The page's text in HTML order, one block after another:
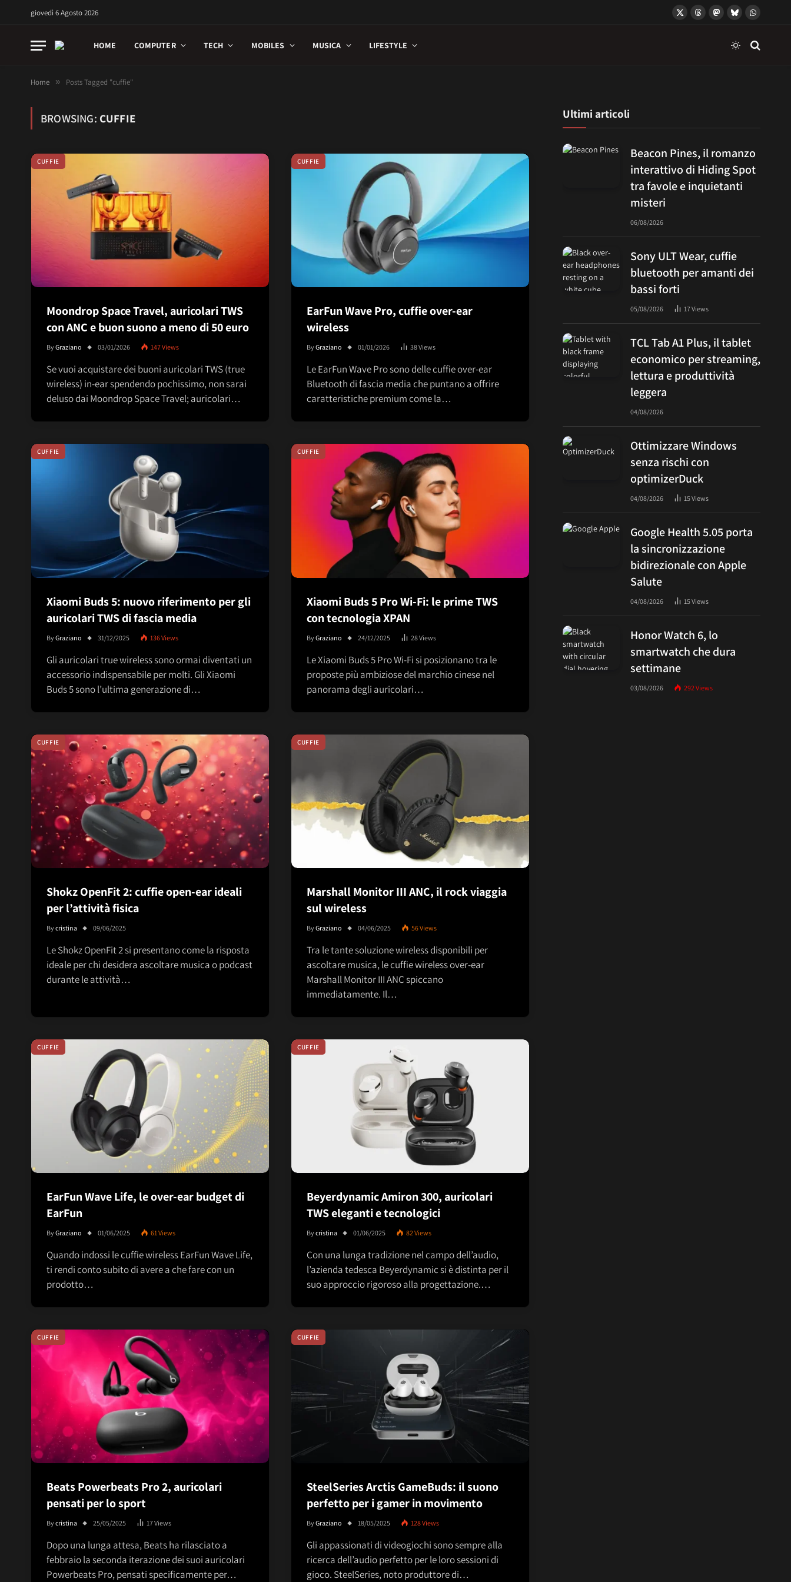
giovedì 6 Agosto 2026
X
ThreadsMastodon
BlueskyWhatsApp
HOME COMPUTER TECH MOBILES MUSICA LIFESTYLE
Home » Posts Tagged "cuffie"
BROWSING: CUFFIE
CUFFIE
Moondrop Space Travel, auricolari TWS
con ANC e buon suono a meno di 50 euro
ByGraziano 03/01/2026 147Views
Se vuoi acquistare dei buoni auricolari TWS (true
wireless) in-ear spendendo pochissimo, non sarai
deluso dai Moondrop Space Travel; auricolari…
CUFFIE
EarFun Wave Pro, cuffie over-ear
wireless
ByGraziano 01/01/2026 38Views
Le EarFun Wave Pro sono delle cuffie over-ear
Bluetooth di fascia media che puntano a offrire
caratteristiche premium come la…
CUFFIE
Xiaomi Buds 5: nuovo riferimento per gli
auricolari TWS di fascia media
ByGraziano 31/12/2025 136Views
Gli auricolari true wireless sono ormai diventati un
accessorio indispensabile per molti. Gli Xiaomi
Buds 5 sono l’ultima generazione di…
CUFFIE
Xiaomi Buds 5 Pro Wi-Fi: le prime TWS
con tecnologia XPAN
ByGraziano 24/12/2025 28Views
Le Xiaomi Buds 5 Pro Wi-Fi si posizionano tra le
proposte più ambiziose del marchio cinese nel
panorama degli auricolari…
CUFFIE
Shokz OpenFit 2: cuffie open-ear ideali
per l’attività fisica
Bycristina 09/06/2025
Le Shokz OpenFit 2 si presentano come la risposta
ideale per chi desidera ascoltare musica o podcast
durante le attività…
CUFFIE
Marshall Monitor III ANC, il rock viaggia
sul wireless
ByGraziano 04/06/2025 56Views
Tra le tante soluzione wireless disponibili per
ascoltare musica, le cuffie wireless over-ear
Marshall Monitor III ANC spiccano
immediatamente. Il…
CUFFIE
EarFun Wave Life, le over-ear budget di
EarFun
ByGraziano 01/06/2025 61Views
Quando indossi le cuffie wireless EarFun Wave Life,
ti rendi conto subito di avere a che fare con un
prodotto…
CUFFIE
Beyerdynamic Amiron 300, auricolari
TWS eleganti e tecnologici
Bycristina 01/06/2025 82Views
Con una lunga tradizione nel campo dell’audio,
l’azienda tedesca Beyerdynamic si è distinta per il
suo approccio rigoroso alla progettazione.…
CUFFIE
Beats Powerbeats Pro 2, auricolari
pensati per lo sport
Bycristina 25/05/2025 17Views
Dopo una lunga attesa, Beats ha rilasciato a
febbraio la seconda iterazione dei suoi auricolari
Powerbeats Pro, pensati specificamente per…
CUFFIE
SteelSeries Arctis GameBuds: il suono
perfetto per i gamer in movimento
ByGraziano 18/05/2025 128Views
Gli appassionati di videogiochi sono sempre alla
ricerca dell’audio perfetto per le loro sessioni di
gioco. SteelSeries, noto produttore di…
Ultimi articoli
Beacon Pines, il romanzo
interattivo di Hiding Spot
tra favole e inquietanti
misteri
06/08/2026
Sony ULT Wear, cuffie
bluetooth per amanti dei
bassi forti
05/08/2026 17Views
TCL Tab A1 Plus, il tablet
economico per streaming,
lettura e produttività
leggera
04/08/2026
Ottimizzare Windows
senza rischi con
optimizerDuck
04/08/2026 15Views
Google Health 5.05 porta
la sincronizzazione
bidirezionale con Apple
Salute
04/08/2026 15Views
Honor Watch 6, lo
smartwatch che dura
settimane
03/08/2026 292Views